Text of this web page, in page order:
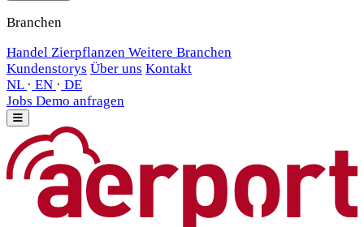
Branchen
Handel Zierpflanzen Weitere Branchen
Kundenstorys Über uns Kontakt
NL · EN · DE
Jobs Demo anfragen